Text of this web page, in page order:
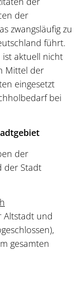
der
zwangsläufig zu
führt.
ist aktuell nicht
Mittel der
eingesetzt
bei
der
der Stadt
Altstadt und
gesamten